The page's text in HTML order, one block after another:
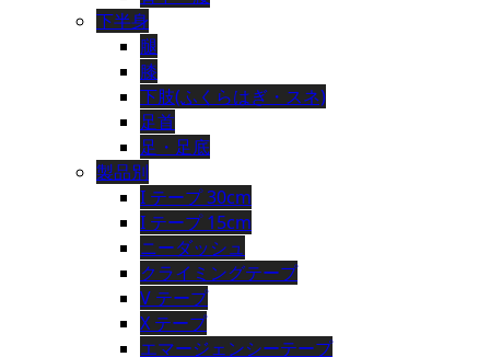
下半身
腿
膝
下肢(ふくらはぎ・スネ)
足首
足・足底
製品別
I テープ 30cm
I テープ 15cm
ニーダッシュ
クライミングテープ
V テープ
X テープ
エマージェンシーテープ